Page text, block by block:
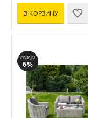
В КОРЗИНУ
СКИДКА
6%